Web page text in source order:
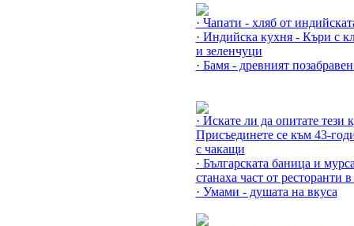
· Чапати - хляб от
· Индийска кухня - Къри с
и зеленчуци
· Бамя - древният
· Искате ли да опитате тези
Присъединете се към 43-
с чакащи
· Българската баница и
станаха част от ресторанти
· Умами - душата на вкуса